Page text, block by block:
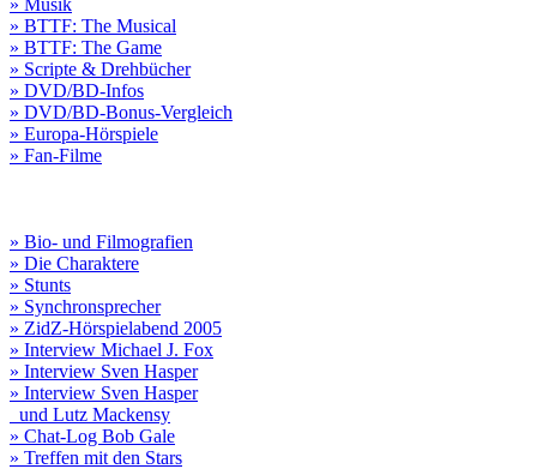
» Musik
» BTTF: The Musical
» BTTF: The Game
» Scripte & Drehbücher
» DVD/BD-Infos
» DVD/BD-Bonus-Vergleich
» Europa-Hörspiele
» Fan-Filme
» Bio- und Filmografien
» Die Charaktere
» Stunts
» Synchronsprecher
» ZidZ-Hörspielabend 2005
» Interview Michael J. Fox
» Interview Sven Hasper
» Interview Sven Hasper
und Lutz Mackensy
» Chat-Log Bob Gale
» Treffen mit den Stars